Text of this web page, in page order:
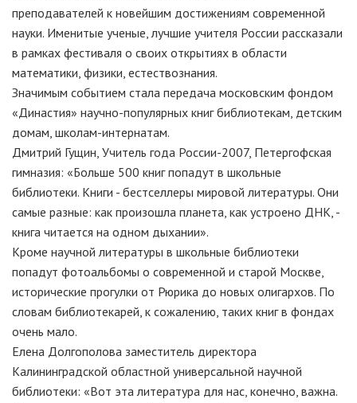
преподавателей к новейшим достижениям современной
науки. Именитые ученые, лучшие учителя России рассказали
в рамках фестиваля о своих открытиях в области
математики, физики, естествознания.
Значимым событием стала передача московским фондом
«Династия» научно-популярных книг библиотекам, детским
домам, школам-интернатам.
Дмитрий Гущин, Учитель года России-2007, Петергофская
гимназия: «Больше 500 книг попадут в школьные
библиотеки. Книги - бестселлеры мировой литературы. Они
самые разные: как произошла планета, как устроено ДНК, -
книга читается на одном дыхании».
Кроме научной литературы в школьные библиотеки
попадут фотоальбомы о современной и старой Москве,
исторические прогулки от Рюрика до новых олигархов. По
словам библиотекарей, к сожалению, таких книг в фондах
очень мало.
Елена Долгополова заместитель директора
Калининградской областной универсальной научной
библиотеки: «Вот эта литература для нас, конечно, важна.